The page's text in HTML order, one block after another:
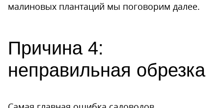
малиновых плантаций мы поговорим далее.
Причина 4:
неправильная обрезка